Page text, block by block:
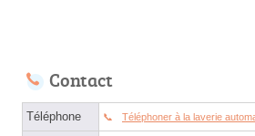
Contact
Téléphone Téléphoner à la laverie